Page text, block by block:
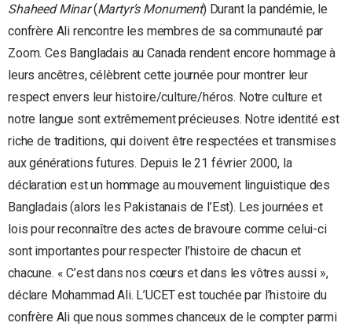
Shaheed Minar(Martyr’s Monument) Durant la pandémie, le
confrère Ali rencontre les membres de sa communauté par
Zoom. Ces Bangladais au Canada rendent encore hommage à
leurs ancêtres, célèbrent cette journée pour montrer leur
respect envers leur histoire/culture/héros. Notre culture et
notre langue sont extrêmement précieuses. Notre identité est
riche de traditions, qui doivent être respectées et transmises
aux générations futures. Depuis le 21 février 2000, la
déclaration est un hommage au mouvement linguistique des
Bangladais (alors les Pakistanais de l’Est). Les journées et
lois pour reconnaître des actes de bravoure comme celui-ci
sont importantes pour respecter l’histoire de chacun et
chacune. « C’est dans nos cœurs et dans les vôtres aussi »,
déclare Mohammad Ali. L’UCET est touchée par l’histoire du
confrère Ali que nous sommes chanceux de le compter parmi